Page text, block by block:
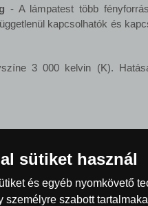
- A lámpatest több
kapcsolhatók és
3 000 kelvin (K).
sütiket használ
és egyéb nyomkövető
személyre szabott